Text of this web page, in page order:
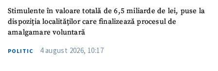
Stimulente în valoare totală de 6,5 miliarde de lei, puse la
dispoziția localităților care finalizează procesul de
amalgamare voluntară
POLITIC 4 august 2026, 10:17